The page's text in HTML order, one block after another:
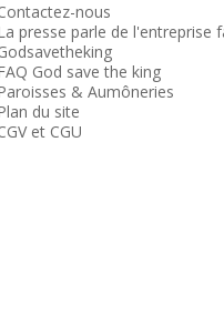
nous
presse parle de l'entreprise
God save the king
& Aumôneries
du site
et CGU